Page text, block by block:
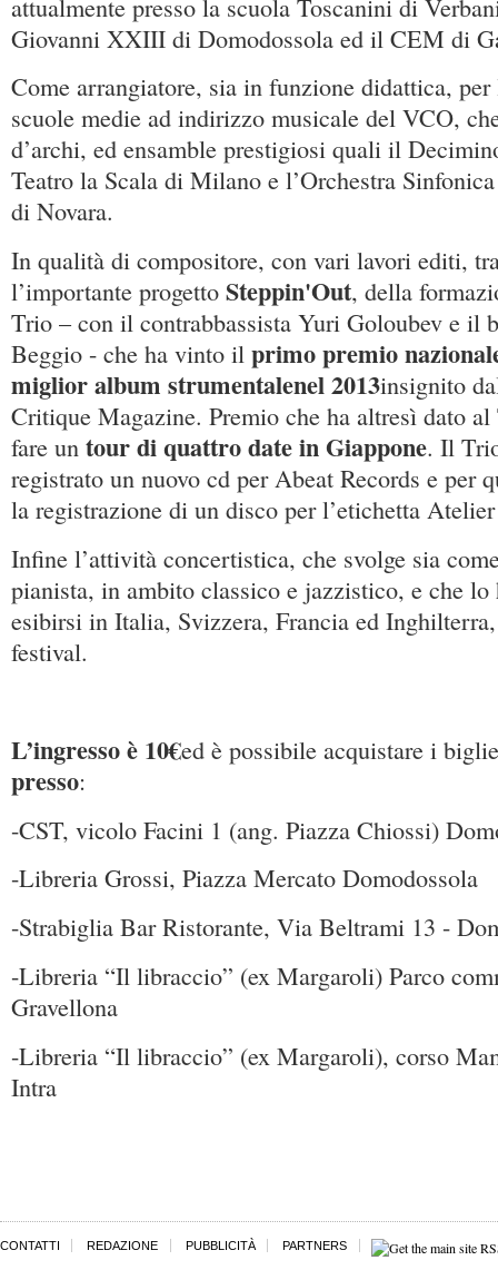
attualmente presso la scuola Toscanini di
Giovanni XXIII di Domodossola ed il CEM di
Come arrangiatore, sia in funzione didattica,
scuole medie ad indirizzo musicale del VCO,
d’archi, ed ensamble prestigiosi quali il
Teatro la Scala di Milano e l’Orchestra
di Novara.
In qualità di compositore, con vari lavori editi,
l’importante progetto Steppin'Out, della
Trio – con il contrabbassista Yuri Goloubev e il
Beggio - che ha vinto il primo premio
miglior album strumentalenel 2013insignito
Critique Magazine. Premio che ha altresì dato
fare un tour di quattro date in Giappone. Il
registrato un nuovo cd per Abeat Records e per
la registrazione di un disco per l’etichetta
Infine l’attività concertistica, che svolge sia
pianista, in ambito classico e jazzistico, e che lo
esibirsi in Italia, Svizzera, Francia ed
festival.
L’ingresso è 10€ed è possibile acquistare i
presso:
-CST, vicolo Facini 1 (ang. Piazza Chiossi)
-Libreria Grossi, Piazza Mercato Domodossola
-Strabiglia Bar Ristorante, Via Beltrami 13 -
-Libreria “Il libraccio” (ex Margaroli) Parco
Gravellona
-Libreria “Il libraccio” (ex Margaroli), corso
Intra
CONTATTI REDAZIONE PUBBLICITÀ PARTNERS